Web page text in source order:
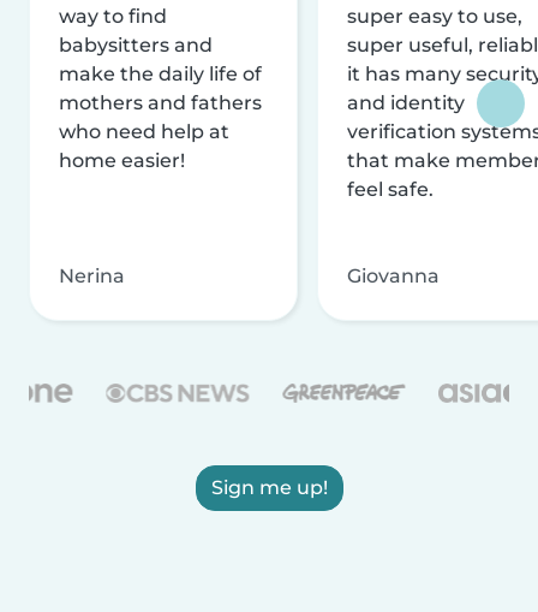
way to find
babysitters and
make the daily life of
mothers and fathers
who need help at
home easier!
Nerina
super easy to use,
super useful,
it has many
and identity
verification
that make
feel safe.
Giovanna
Sign me up!